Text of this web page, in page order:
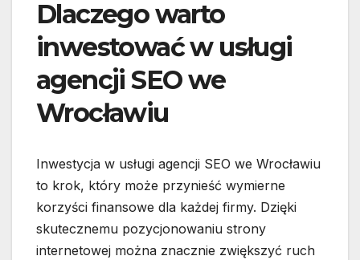
Dlaczego warto
inwestować w usługi
agencji SEO we
Wrocławiu
Inwestycja w usługi agencji SEO we Wrocławiu
to krok, który może przynieść wymierne
korzyści finansowe dla każdej firmy. Dzięki
skutecznemu pozycjonowaniu strony
internetowej można znacznie zwiększyć ruch